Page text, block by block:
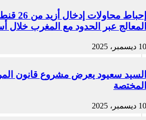
إحباط
المعالج عبر الحدود مع المغرب خلال
10 ديسمبر، 2025
السيد سعيود يعرض مشروع قانون
المختصة
10 ديسمبر، 2025